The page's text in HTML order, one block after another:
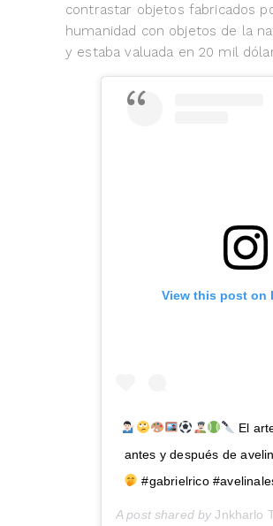
contrastar objetos fabricados
humanidad con objetos de la
y estaba valuada en 20 mil
View this post on
El
antes y después de
#gabrielrico
A post shared byJnkharlo